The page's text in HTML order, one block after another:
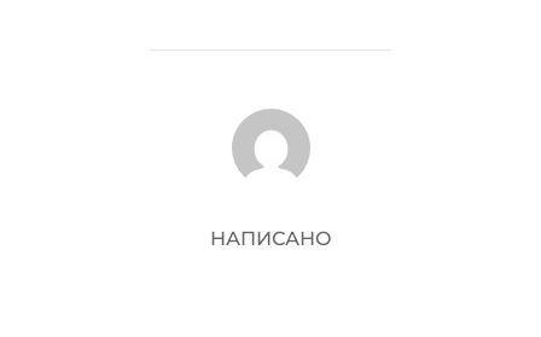
АВТОР ЗАПИСИ
НАПИСАНО